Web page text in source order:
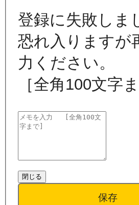
登録に失敗しま
恐れ入りますが
力ください。
［全角100文字ま
閉じる
保存